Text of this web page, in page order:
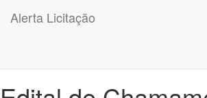
Alerta Licitação